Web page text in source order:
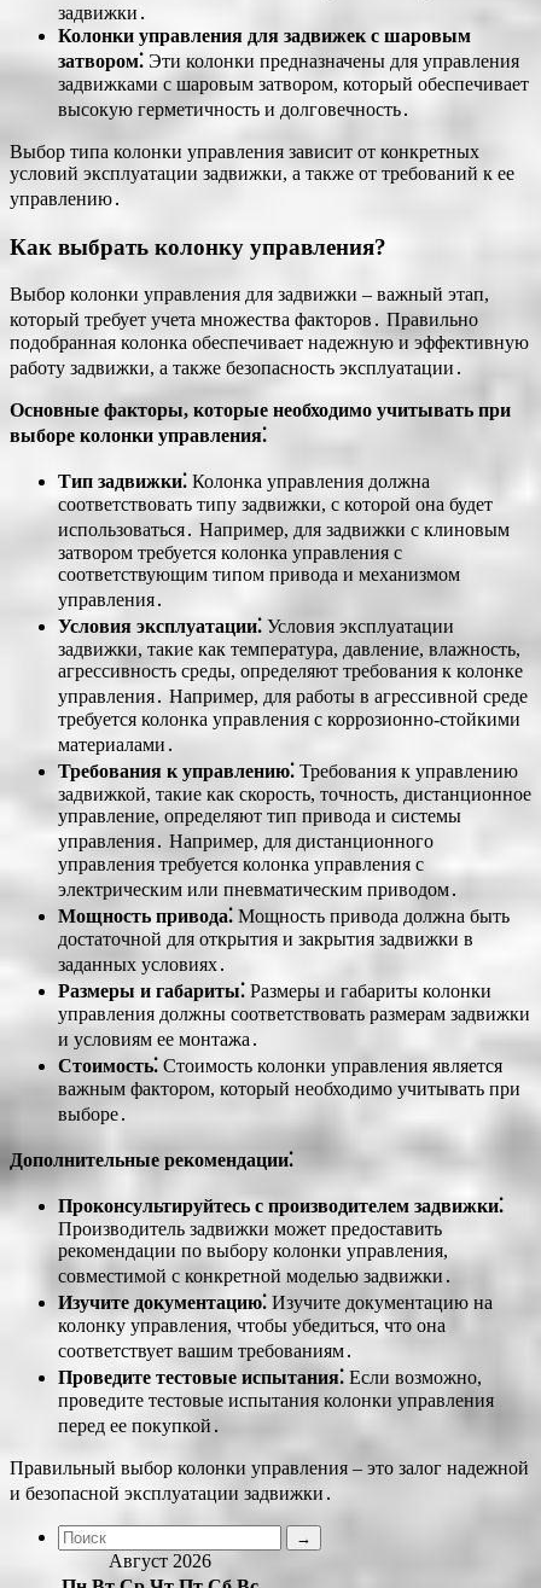
задвижки․
Колонки управления для задвижек с шаровым
затвором⁚ Эти колонки предназначены для управления
задвижками с шаровым затвором, который обеспечивает
высокую герметичность и долговечность․
Выбор типа колонки управления зависит от конкретных
условий эксплуатации задвижки, а также от требований к ее
управлению․
Как выбрать колонку управления?
Выбор колонки управления для задвижки – важный этап,
который требует учета множества факторов․ Правильно
подобранная колонка обеспечивает надежную и эффективную
работу задвижки, а также безопасность эксплуатации․
Основные факторы, которые необходимо учитывать при
выборе колонки управления⁚
Тип задвижки⁚ Колонка управления должна
соответствовать типу задвижки, с которой она будет
использоваться․ Например, для задвижки с клиновым
затвором требуется колонка управления с
соответствующим типом привода и механизмом
управления․
Условия эксплуатации⁚ Условия эксплуатации
задвижки, такие как температура, давление, влажность,
агрессивность среды, определяют требования к колонке
управления․ Например, для работы в агрессивной среде
требуется колонка управления с коррозионно-стойкими
материалами․
Требования к управлению⁚ Требования к управлению
задвижкой, такие как скорость, точность, дистанционное
управление, определяют тип привода и системы
управления․ Например, для дистанционного
управления требуется колонка управления с
электрическим или пневматическим приводом․
Мощность привода⁚ Мощность привода должна быть
достаточной для открытия и закрытия задвижки в
заданных условиях․
Размеры и габариты⁚ Размеры и габариты колонки
управления должны соответствовать размерам задвижки
и условиям ее монтажа․
Стоимость⁚ Стоимость колонки управления является
важным фактором, который необходимо учитывать при
выборе․
Дополнительные рекомендации⁚
Проконсультируйтесь с производителем задвижки⁚
Производитель задвижки может предоставить
рекомендации по выбору колонки управления,
совместимой с конкретной моделью задвижки․
Изучите документацию⁚ Изучите документацию на
колонку управления, чтобы убедиться, что она
соответствует вашим требованиям․
Проведите тестовые испытания⁚ Если возможно,
проведите тестовые испытания колонки управления
перед ее покупкой․
Правильный выбор колонки управления – это залог надежной
и безопасной эксплуатации задвижки․
Август 2026